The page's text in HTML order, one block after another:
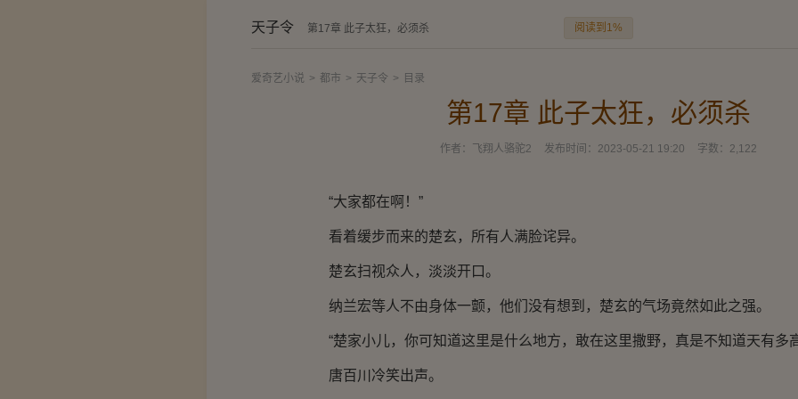
天子令 第17章 此子太狂，必须杀 阅读到1%
爱奇艺小说 > 都市 > 天子令 > 目录
第17章 此子太狂，必须杀
作者： 飞翔人骆驼2 发布时间： 2023-05-21 19:20 字数： 2,122
“大家都在啊！”
看着缓步而来的楚玄，所有人满脸诧异。
楚玄扫视众人，淡淡开口。
纳兰宏等人不由身体一颤，他们没有想到，楚玄的气场竟然如此之强。
“楚家小儿，你可知道这里是什么地方，敢在这里撒野，真是不知道天有多
唐百川冷笑出声。